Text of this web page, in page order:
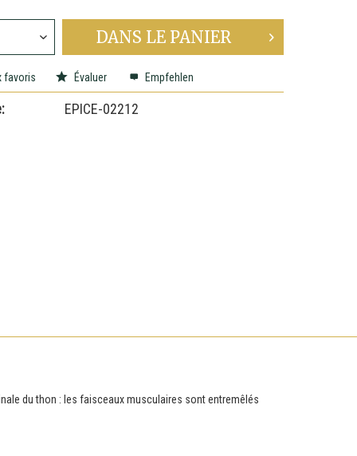
DANS LE PANIER
favoris Évaluer Empfehlen
EPICE-02212
du thon : les faisceaux musculaires sont entremêlés